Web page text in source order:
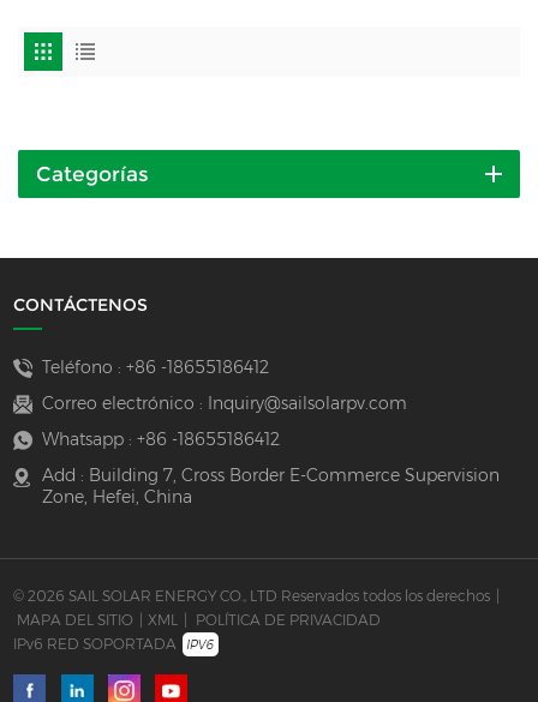
Categorías
CONTÁCTENOS
Teléfono : +86 -18655186412
Correo electrónico :
Inquiry@sailsolarpv.com
Whatsapp : +86 -18655186412
Add : Building 7, Cross Border E-Commerce Supervision
Zone, Hefei, China
© 2026 SAIL SOLAR ENERGY CO., LTD Reservados todos los derechos |
MAPA DEL SITIO | XML | POLÍTICA DE PRIVACIDAD
IPv6 RED SOPORTADA